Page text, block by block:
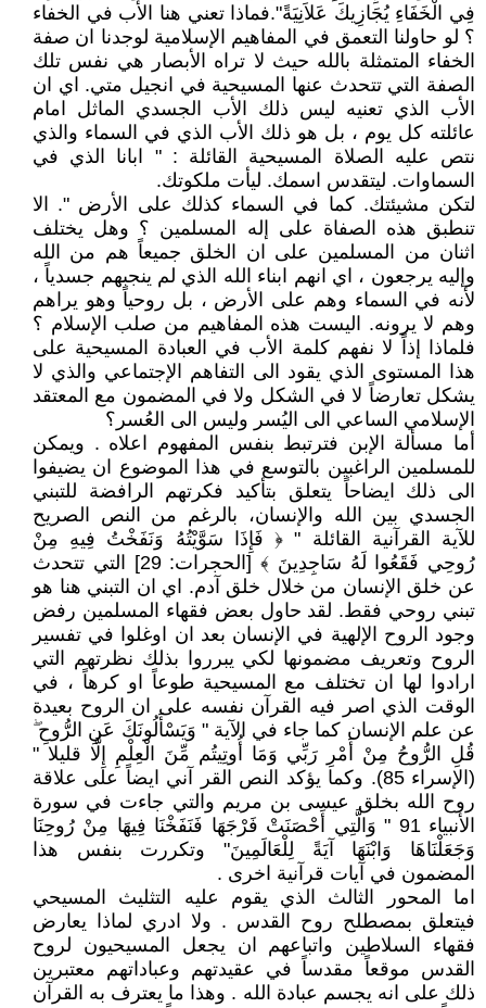
فِي الْخَفَاءِ يُجَازِيكَ عَلاَنِيَةً".فماذا تعني هنا الأب في الخفاء
؟ لو حاولنا التعمق في المفاهيم الإسلامية لوجدنا ان صفة
الخفاء المتمثلة بالله حيث لا تراه الأبصار هي نفس تلك
الصفة التي تتحدث عنها المسيحية في انجيل متي. اي ان
الأب الذي تعنيه ليس ذلك الأب الجسدي الماثل امام
عائلته كل يوم ، بل هو ذلك الأب الذي في السماء والذي
نتص عليه الصلاة المسيحية القائلة : " ابانا الذي في
السماوات. ليتقدس اسمك. ليأت ملكوتك.
لتكن مشيئتك. كما في السماء كذلك على الأرض ". الا
تنطبق هذه الصفاة على إله المسلمين ؟ وهل يختلف
اثنان من المسلمين على ان الخلق جميعاً هم من الله
وإليه يرجعون ، اي انهم ابناء الله الذي لم ينجبهم جسدياً ،
لأنه في السماء وهم على الأرض ، بل روحياً وهو يراهم
وهم لا يرونه. اليست هذه المفاهيم من صلب الإسلام ؟
فلماذا إذاً لا نفهم كلمة الأب في العبادة المسيحية على
هذا المستوى الذي يقود الى التفاهم الإجتماعي والذي لا
يشكل تعارضاً لا في الشكل ولا في المضمون مع المعتقد
الإسلامي الساعي الى اليُسر وليس الى العُسر؟
أما مسألة الإبن فترتبط بنفس المفهوم اعلاه . ويمكن
للمسلمين الراغبين بالتوسع في هذا الموضوع ان يضيفوا
الى ذلك ايضاحاً يتعلق بتأكيد فكرتهم الرافضة للتبني
الجسدي بين الله والإنسان، بالرغم من النص الصريح
للآية القرآنية القائلة " ﴿ فَإِذَا سَوَّيْتُهُ وَنَفَخْتُ فِيهِ مِنْ
رُوحِي فَقَعُوا لَهُ سَاجِدِينَ ﴾ [الحجرات: 29] التي تتحدث
عن خلق الإنسان من خلال خلق آدم. اي ان التبني هنا هو
تبني روحي فقط. لقد حاول بعض فقهاء المسلمين رفض
وجود الروح الإلهية في الإنسان بعد ان اوغلوا في تفسير
الروح وتعريف مضمونها لكي يبرروا بذلك نظرتهم التي
ارادوا لها ان تختلف مع المسيحية طوعاً او كرهاً ، في
الوقت الذي اصر فيه القرآن نفسه على ان الروح بعيدة
عن علم الإنسان كما جاء في الآية " وَيَسْأَلُونَكَ عَنِ الرُّوحِ ۖ
قُلِ الرُّوحُ مِنْ أَمْرِ رَبِّي وَمَا أُوتِيتُم مِّنَ الْعِلْمِ إِلَّا قليلا "
(الإسراء 85). وكما يؤكد النص القر آني ايضاً على علاقة
روح الله بخلق عيسى بن مريم والتي جاءت في سورة
الأنبياء 91 " وَالَّتِي أَحْصَنَتْ فَرْجَهَا فَنَفَخْنَا فِيهَا مِنْ رُوحِنَا
وَجَعَلْنَاهَا وَابْنَهَا آيَةً لِلْعَالَمِينَ" وتكررت بنفس هذا
المضمون في آيات قرآنية اخرى .
اما المحور الثالث الذي يقوم عليه التثليث المسيحي
فيتعلق بمصطلح روح القدس . ولا ادري لماذا يعارض
فقهاء السلاطين واتباعهم ان يجعل المسيحيون لروح
القدس موقعاً مقدساً في عقيدتهم وعباداتهم معتبرين
ذلك على انه يجسم عبادة الله . وهذا ما يعترف به القرآن